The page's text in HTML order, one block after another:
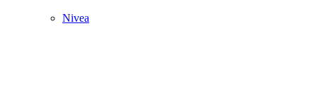
Nivea